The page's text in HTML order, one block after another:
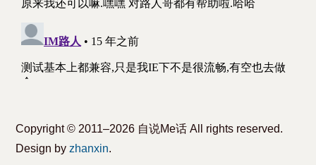
Copyright © 2011–2026 自说Me话 All rights reserved.
Design byzhanxin.